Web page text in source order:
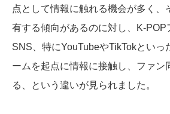
点として情報に触れる機会が多く、
有する傾向があるのに対し、K-POP
SNS、特にYouTubeやTikTokといっ
ームを起点に情報に接触し、ファン
る、という違いが見られました。